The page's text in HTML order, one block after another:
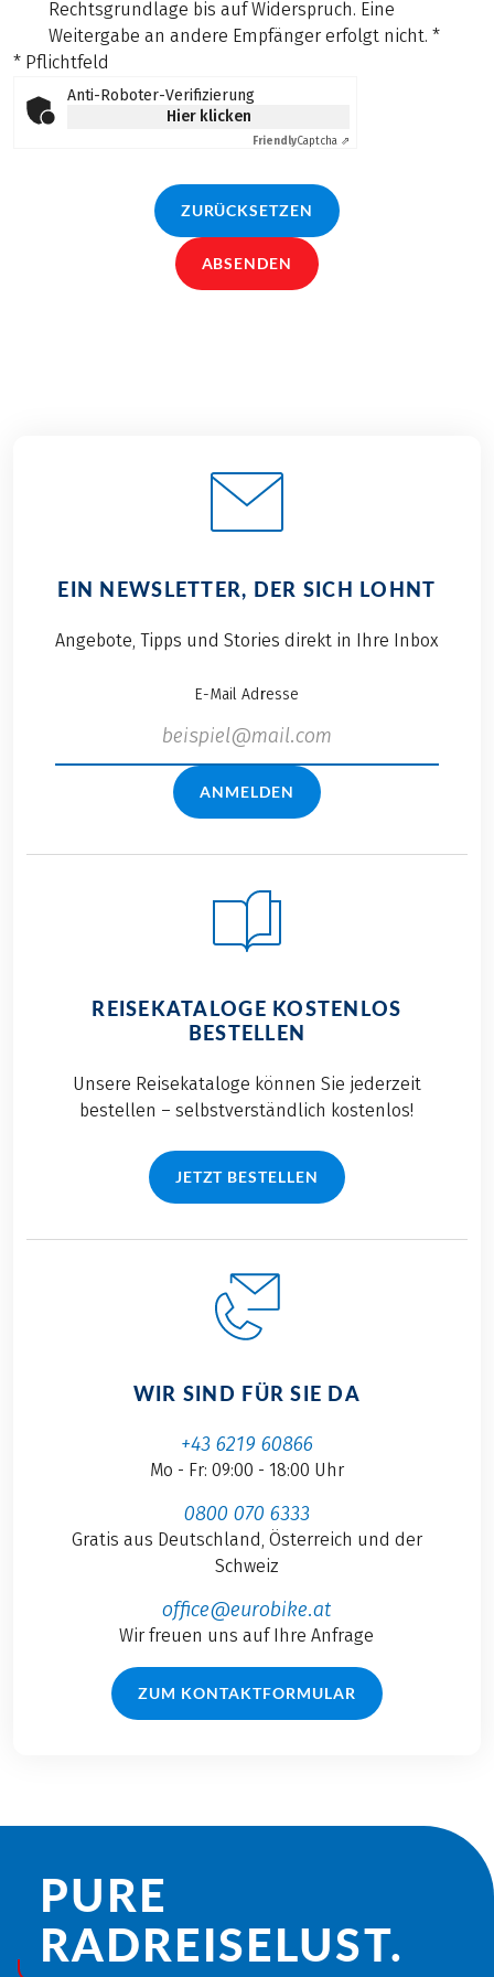
Rechtsgrundlage bis auf Widerspruch. Eine
Weitergabe an andere Empfänger erfolgt nicht. *
* Pflichtfeld
Anti-Roboter-Verifizierung
Hier klicken
FriendlyCaptcha ⇗
ZURÜCKSETZEN
ABSENDEN
EIN NEWSLETTER, DER SICH LOHNT
Angebote, Tipps und Stories direkt in Ihre Inbox
E-Mail Adresse
ANMELDEN
REISEKATALOGE KOSTENLOS
BESTELLEN
Unsere Reisekataloge können Sie jederzeit
bestellen – selbstverständlich kostenlos!
JETZT BESTELLEN
WIR SIND FÜR SIE DA
+43 6219 60866
Mo - Fr: 09:00 - 18:00 Uhr
0800 070 6333
Gratis aus Deutschland, Österreich und der
Schweiz
office@eurobike.at
Wir freuen uns auf Ihre Anfrage
ZUM KONTAKTFORMULAR
PURE
RADREISE­LUST.